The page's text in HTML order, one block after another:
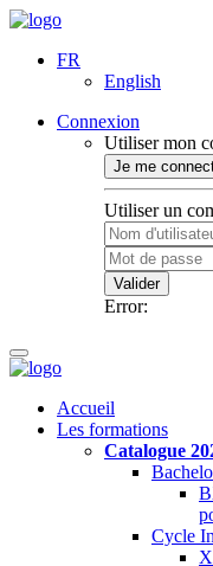
FR
English
Connexion
Utiliser mon
Je me
Utiliser un
Valider
Error:
Accueil
Les formations
Catalogue
Cycle